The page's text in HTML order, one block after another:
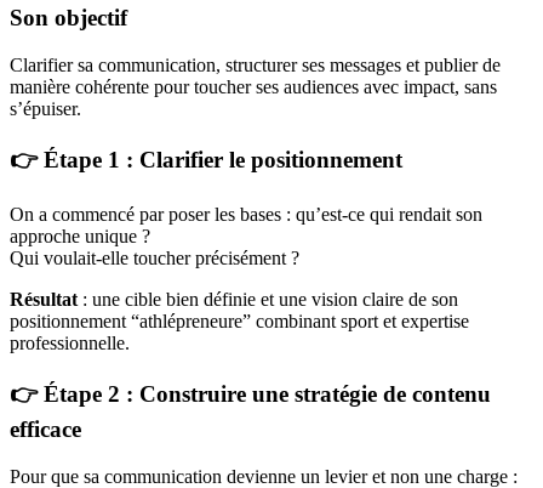
Son objectif
Clarifier sa communication, structurer ses messages et publier de
manière cohérente pour toucher ses audiences avec impact, sans
s’épuiser.
👉 Étape 1 : Clarifier le positionnement
On a commencé par poser les bases : qu’est-ce qui rendait son
approche unique ?
Qui voulait-elle toucher précisément ?
Résultat: une cible bien définie et une vision claire de son
positionnement “athlépreneure” combinant sport et expertise
professionnelle.
👉 Étape 2 : Construire une stratégie de contenu
efficace
Pour que sa communication devienne un levier et non une charge :